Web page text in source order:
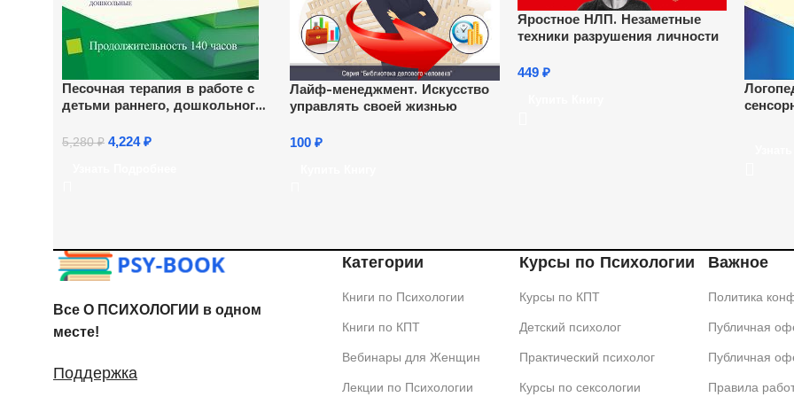
Песочная терапия в работе с
детьми раннего, дошкольного
возраста (140 ч.)
5,280₽ 4,224₽
Лайф-менеджмент. Искусство
управлять своей жизнью
100 ₽
Яростное НЛП. Незаметные
техники разрушения личности
449 ₽
Все О ПСИХОЛОГИИ в одном
месте!
Поддержка
Категории
Книги по Психологии
Книги по КПТ
Вебинары для Женщин
Лекции по Психологии
Курсы по Психологии
Курсы по КПТ
Детский психолог
Практический психолог
Курсы по сексологии
Важное
Политика
Публичная
Публичная
Правила